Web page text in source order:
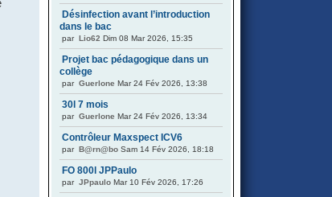
Désinfection avant l’introduction
dans le bac
par Lio62 Dim 08 Mar 2026, 15:35
Projet bac pédagogique dans un
collège
par Guerlone Mar 24 Fév 2026, 13:38
30l 7 mois
par Guerlone Mar 24 Fév 2026, 13:34
Contrôleur Maxspect ICV6
par B@rn@bo Sam 14 Fév 2026, 18:18
FO 800l JPPaulo
par JPpaulo Mar 10 Fév 2026, 17:26